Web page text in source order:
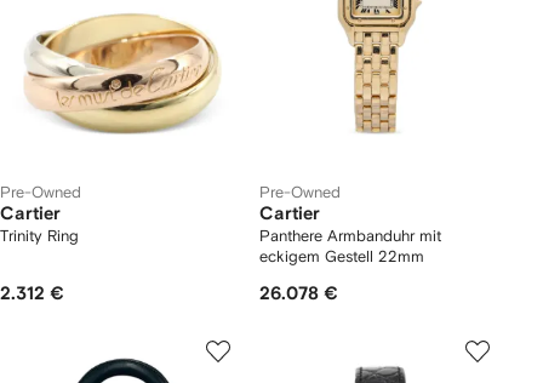
Pre-Owned
Cartier
Trinity Ring
2.312 €
Pre-Owned
Cartier
Panthere Armbanduhr mit
eckigem Gestell 22mm
26.078 €